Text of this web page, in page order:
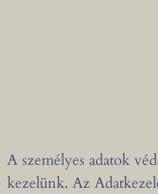
A személyes adatok
kezelünk. Az